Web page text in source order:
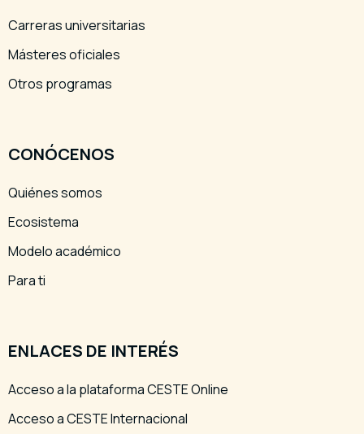
Carreras universitarias
Másteres oficiales
Otros programas
CONÓCENOS
Quiénes somos
Ecosistema
Modelo académico
Para ti
ENLACES DE INTERÉS
Acceso a la plataforma CESTE Online
Acceso a CESTE Internacional